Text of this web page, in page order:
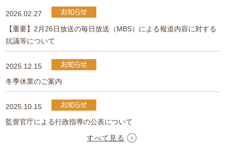
2026.02.27
【重要】2月26日放送の毎日放送（MBS）による報道内容に対する
抗議等について
2025.12.15
冬季休業のご案内
2025.10.15
監督官庁による行政指導の公表について
すべて見る